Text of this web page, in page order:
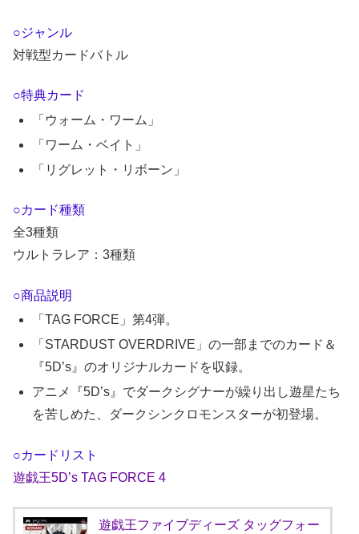
○ジャンル
対戦型カードバトル
○特典カード
「ウォーム・ワーム」
「ワーム・ベイト」
「リグレット・リボーン」
○カード種類
全3種類
ウルトラレア：3種類
○商品説明
「TAG FORCE」第4弾。
「STARDUST OVERDRIVE」の一部までのカード＆
『5D’s』のオリジナルカードを収録。
アニメ『5D’s』でダークシグナーが繰り出し遊星たち
を苦しめた、ダークシンクロモンスターが初登場。
○カードリスト
遊戯王5D’s TAG FORCE 4
遊戯王ファイブディーズ タッグフォー